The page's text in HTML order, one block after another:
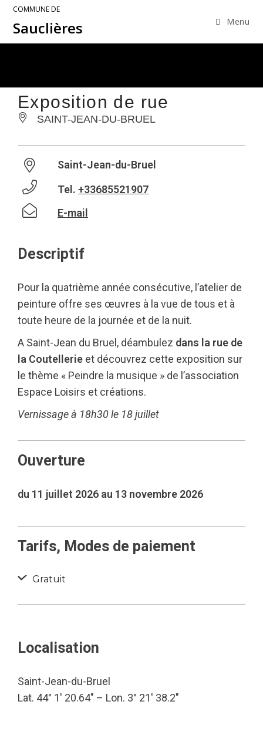
COMMUNE DE
Sauclières Menu
Exposition de rue
SAINT-JEAN-DU-BRUEL
Saint-Jean-du-Bruel
Tel. +33685521907
E-mail
Descriptif
Pour la quatrième année consécutive, l’atelier de
peinture offre ses œuvres à la vue de tous et à
toute heure de la journée et de la nuit.
A Saint-Jean du Bruel, déambulez dans la rue de
la Coutellerie et découvrez cette exposition sur
le thème « Peindre la musique » de l’association
Espace Loisirs et créations.
Vernissage à 18h30 le 18 juillet
Ouverture
du 11 juillet 2026 au 13 novembre 2026
Tarifs, Modes de paiement
Gratuit
Localisation
Saint-Jean-du-Bruel
Lat. 44° 1′ 20.64″ – Lon. 3° 21′ 38.2″